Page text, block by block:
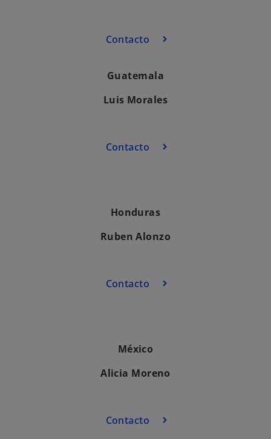
Contacto
Guatemala
Luis Morales
Contacto
Honduras
Ruben Alonzo
Contacto
México
Alicia Moreno
Contacto